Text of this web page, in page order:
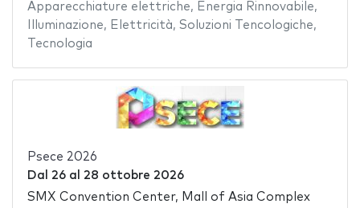
Apparecchiature elettriche, Energia Rinnovabile,
Illuminazione, Elettricità, Soluzioni Tencologiche,
Tecnologia
Psece 2026
Dal 26al 28 ottobre 2026
SMX Convention Center, Mall of Asia Complex